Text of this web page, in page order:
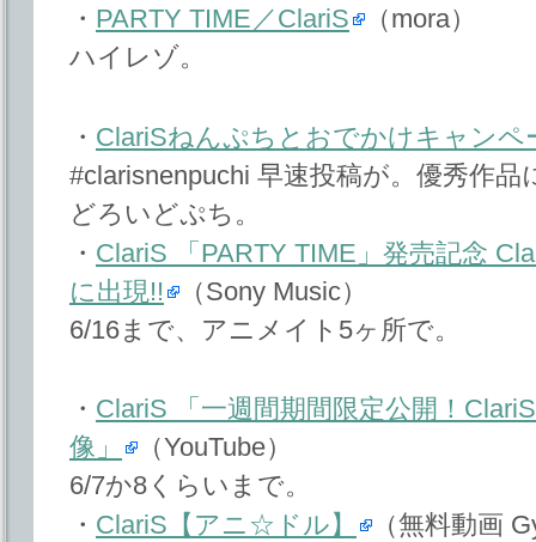
・ PARTY TIME／ClariS
（mora）
ハイレゾ。
・ ClariSねんぷちとおでかけキャンペ
#clarisnenpuchi 早速投稿が。優秀作
どろいどぷち。
・ ClariS 「PARTY TIME」発売記念
に出現!!
（Sony Music）
6/16まで、アニメイト5ヶ所で。
・ ClariS 「一週間期間限定公開！
像」
（YouTube）
6/7か8くらいまで。
・ ClariS【アニ☆ドル】
（無料動画